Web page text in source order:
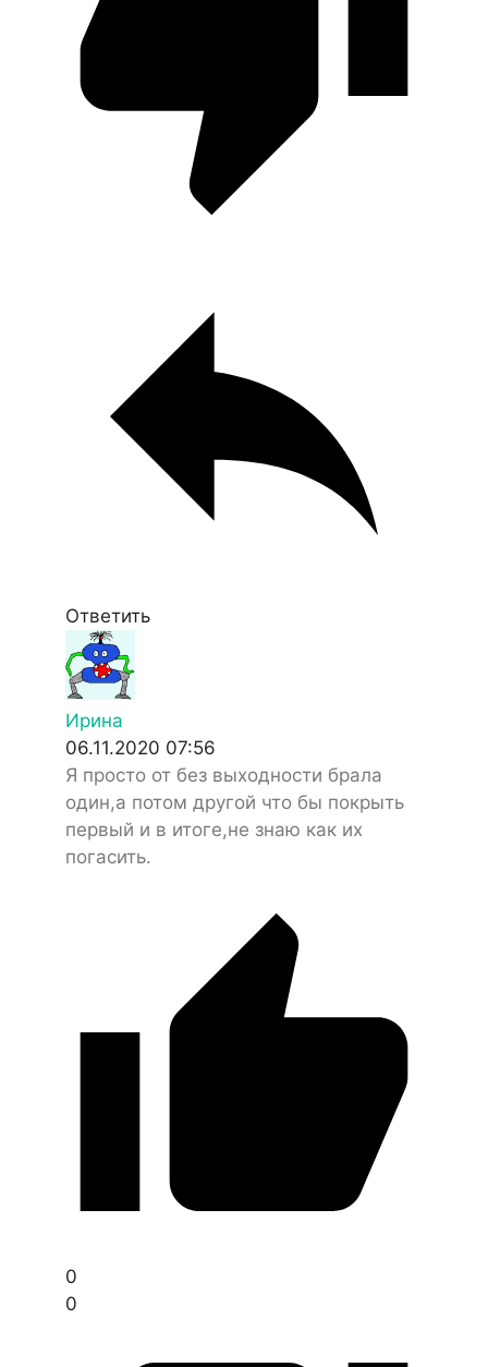
Ответить
Ирина
06.11.2020 07:56
Я просто от без выходности брала
один,а потом другой что бы покрыть
первый и в итоге,не знаю как их
погасить.
0
0